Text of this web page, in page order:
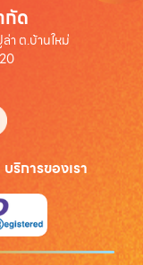
กัด
า ต.บ้านใหม่
บริการของเรา